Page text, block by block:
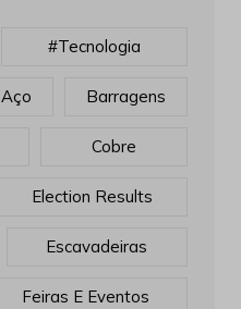
#tecnologia
Aço Barragens
Cobre
Election Results
Escavadeiras
Feiras E Eventos